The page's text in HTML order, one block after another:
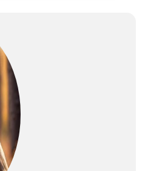
luminosité permettent
jusqu'à 50 000 heures
de fonctionnement. Avec
la visée légère, vous
restez agile et pouvez
viser en un clin d'œil.
S'adapte parfaitement
sur un AR 15, une
carabine, un fusil de
chasse, H&K Toujours